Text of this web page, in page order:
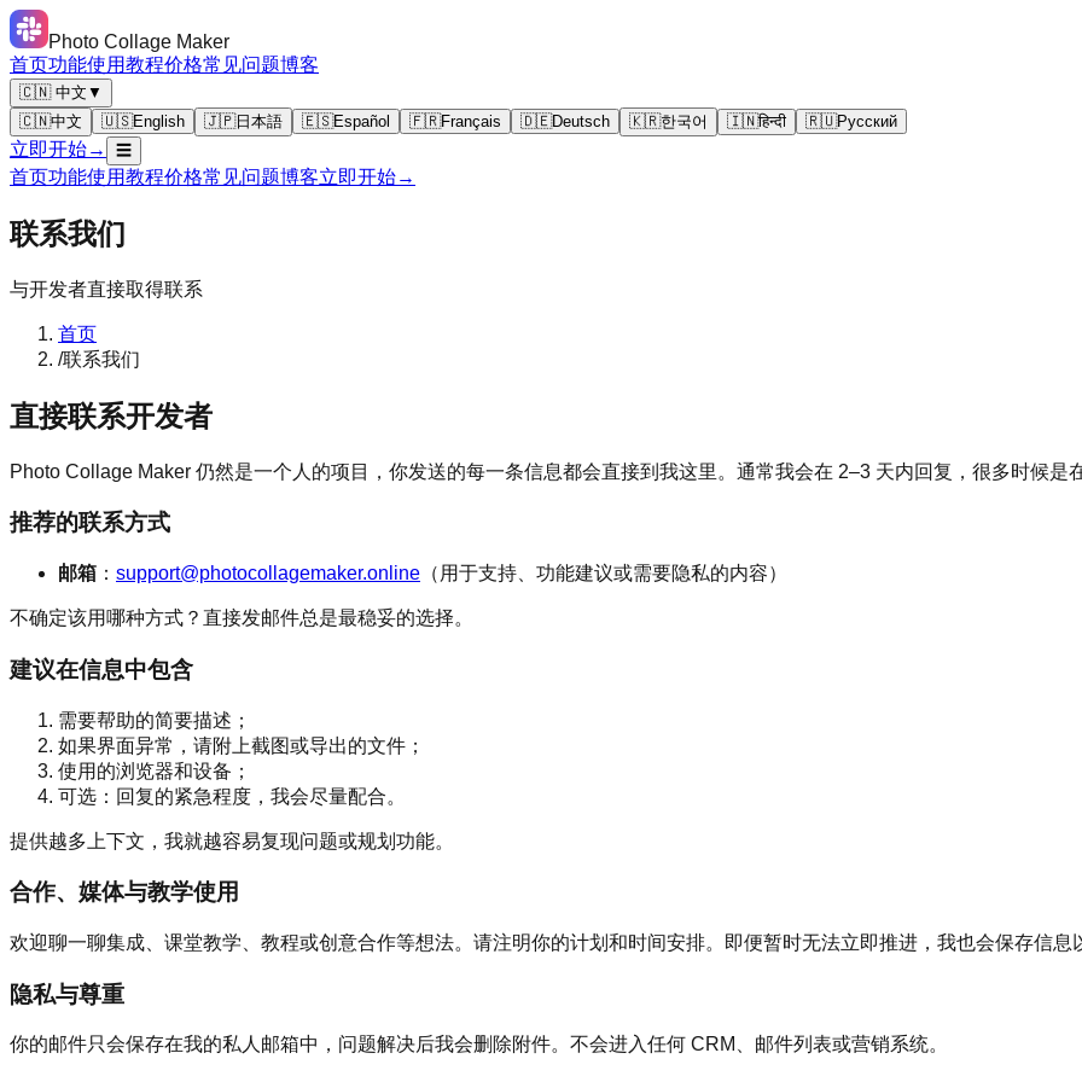
Photo Collage Maker
首页功能使用教程价格常见问题博客
🇨🇳 中文 ▼
🇨🇳中文 🇺🇸English 🇯🇵日本語 🇪🇸Español 🇫🇷Français 🇩🇪Deutsch 🇰🇷한국어 🇮🇳हिन्दी 🇷🇺Русский
立即开始→ ☰
首页功能使用教程价格常见问题博客立即开始→
联系我们
与开发者直接取得联系
首页
/联系我们
直接联系开发者
Photo Collage Maker 仍然是一个人的项目，你发送的每一条信息都会直接到我这里。通常我会在 2–3 天内回复，很多时候是
推荐的联系方式
邮箱 ： support@photocollagemaker.online （用于支持、功能建议或需要隐私的内容）
不确定该用哪种方式？直接发邮件总是最稳妥的选择。
建议在信息中包含
需要帮助的简要描述；
如果界面异常，请附上截图或导出的文件；
使用的浏览器和设备；
可选：回复的紧急程度，我会尽量配合。
提供越多上下文，我就越容易复现问题或规划功能。
合作、媒体与教学使用
欢迎聊一聊集成、课堂教学、教程或创意合作等想法。请注明你的计划和时间安排。即便暂时无法立即推进，我也会保存信息
隐私与尊重
你的邮件只会保存在我的私人邮箱中，问题解决后我会删除附件。不会进入任何 CRM、邮件列表或营销系统。